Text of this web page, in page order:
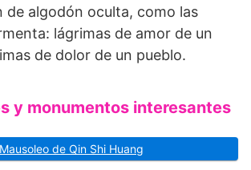
de algodón oculta, como las
lágrimas de amor de un
de dolor de un pueblo.
y monumentos interesantes
Mausoleo de Qin Shi Huang